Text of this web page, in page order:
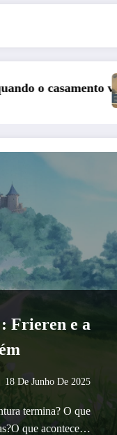
Junguiana
Frieren e a
18 De Junho De 2025
termina? O que
que acontece…